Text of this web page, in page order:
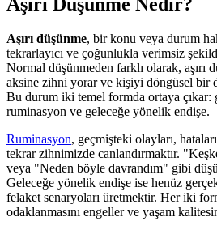
Aşırı düşünme, bir konu veya durum
tekrarlayıcı ve çoğunlukla verimsiz
Normal düşünmeden farklı olarak, aşırı
aksine zihni yorar ve kişiyi döngüsel bir
Bu durum iki temel formda ortaya çıkar:
ruminasyon ve geleceğe yönelik endişe.
Ruminasyon, geçmişteki olayları,
tekrar zihnimizde canlandırmaktır.
veya "Neden böyle davrandım" gibi
Geleceğe yönelik endişe ise henüz
felaket senaryoları üretmektir. Her iki
odaklanmasını engeller ve yaşam